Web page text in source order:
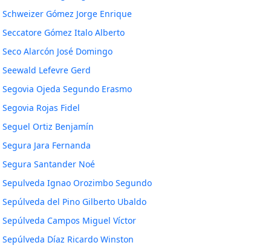
Schweizer Gómez Jorge Enrique
Seccatore Gómez Italo Alberto
Seco Alarcón José Domingo
Seewald Lefevre Gerd
Segovia Ojeda Segundo Erasmo
Segovia Rojas Fidel
Seguel Ortiz Benjamín
Segura Jara Fernanda
Segura Santander Noé
Sepulveda Ignao Orozimbo Segundo
Sepúlveda del Pino Gilberto Ubaldo
Sepúlveda Campos Miguel Víctor
Sepúlveda Díaz Ricardo Winston